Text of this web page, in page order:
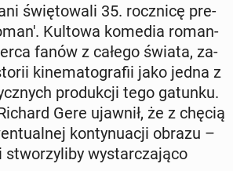
świę­to­wa­li 35. rocz­ni­cę pre­
Kultowa komedia ro­man­
fanów z całego świata, za­
ki­ne­ma­to­gra­fii jako jedna z
pro­duk­cji tego gatunku.
Gere ujawnił, że z chęcią
kon­ty­nu­acji obrazu –
stwo­rzy­li­by wy­star­cza­ją­co